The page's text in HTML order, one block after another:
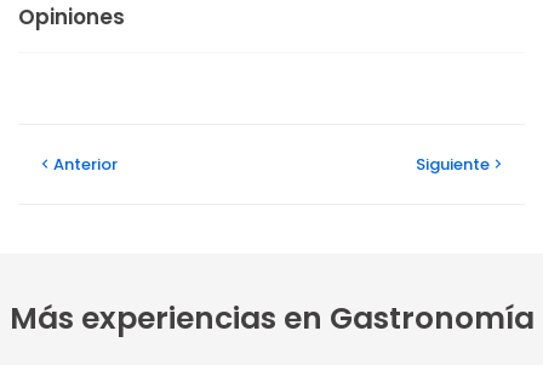
Opiniones
Anterior Siguiente
Más experiencias en Gastronomía